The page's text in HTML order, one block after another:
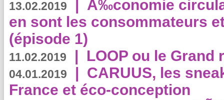
13.02.2019 | Ã‰conomie
en sont les consommateurs
(épisode 1)
11.02.2019 | LOOP ou le Grand
04.01.2019 | CARUUS, les
France et éco-conception